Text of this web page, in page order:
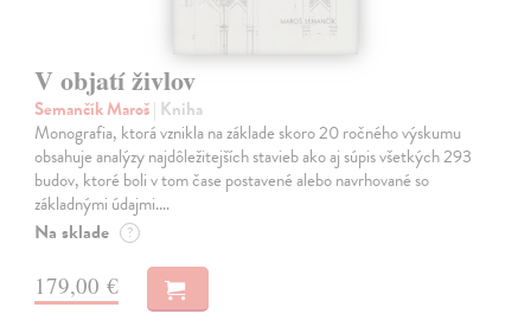
V objatí živlov
Semančík Maroš| Kniha
Monografia, ktorá vznikla na základe skoro 20 ročného výskumu
obsahuje analýzy najdôležitejších stavieb ako aj súpis všetkých 293
budov, ktoré boli v tom čase postavené alebo navrhované so
základnými údajmi.…
Na sklade ?
179,00 €